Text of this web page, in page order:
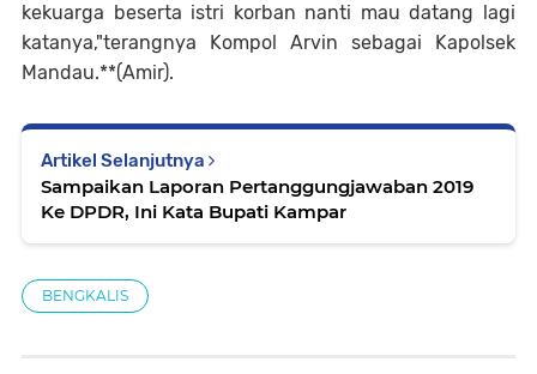
kekuarga beserta istri korban nanti mau datang lagi
katanya,"terangnya Kompol Arvin sebagai Kapolsek
Mandau.**(Amir).
Artikel Selanjutnya
Sampaikan Laporan Pertanggungjawaban 2019
Ke DPDR, Ini Kata Bupati Kampar
BENGKALIS